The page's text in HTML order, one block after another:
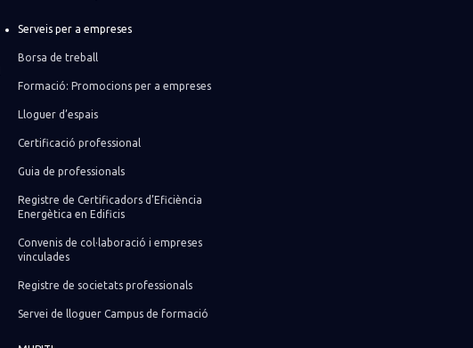
Serveis per a empreses
Borsa de treball
Formació: Promocions per a empreses
Lloguer d’espais
Certificació professional
Guia de professionals
Registre de Certificadors d’Eficiència
Energètica en Edificis
Convenis de col·laboració i empreses
vinculades
Registre de societats professionals
Servei de lloguer Campus de formació